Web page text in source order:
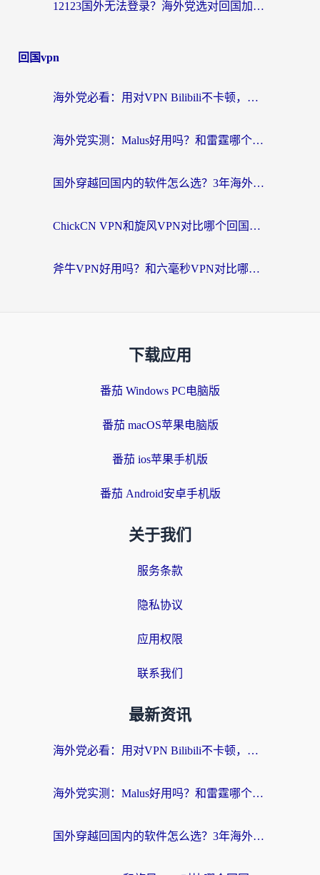
12123国外无法登录？海外党选对回国加速器，轻松解决国内资源访问难题
回国vpn
海外党必看：用对VPN Bilibili不卡顿，英国玩国内游戏也丝滑——2026回国加速器选择指南
海外党实测：Malus好用吗？和雷霆哪个好？+ 3款热门加速器深度对比
国外穿越回国内的软件怎么选？3年海外党亲测实用指南，告别地域限制
ChickCN VPN和旋风VPN对比哪个回国效果更好？海外党实测回国内网神器指南
斧牛VPN好用吗？和六毫秒VPN对比哪个回国效果更好？海外党亲测实用指南
下载应用
番茄 Windows PC电脑版
番茄 macOS苹果电脑版
番茄 ios苹果手机版
番茄 Android安卓手机版
关于我们
服务条款
隐私协议
应用权限
联系我们
最新资讯
海外党必看：用对VPN Bilibili不卡顿，英国玩国内游戏也丝滑——2026回国加速器选择指南
海外党实测：Malus好用吗？和雷霆哪个好？+ 3款热门加速器深度对比
国外穿越回国内的软件怎么选？3年海外党亲测实用指南，告别地域限制